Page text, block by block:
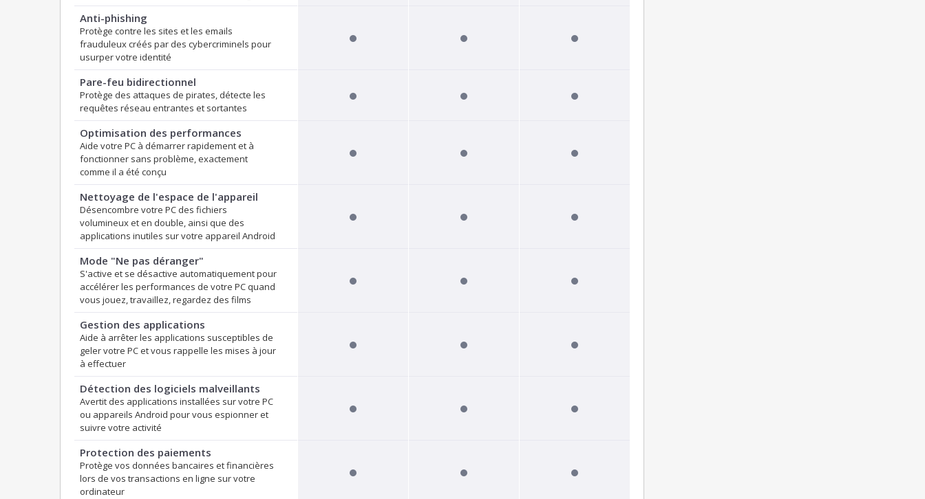
Anti-phishing
Protège contre les sites et les emails
frauduleux créés par des cybercriminels pour
usurper votre identité
Pare-feu bidirectionnel
Protège des attaques de pirates, détecte les
requêtes réseau entrantes et sortantes
Optimisation des performances
Aide votre PC à démarrer rapidement et à
fonctionner sans problème, exactement
comme il a été conçu
Nettoyage de l'espace de l'appareil
Désencombre votre PC des fichiers
volumineux et en double, ainsi que des
applications inutiles sur votre appareil Android
Mode "Ne pas déranger"
S'active et se désactive automatiquement pour
accélérer les performances de votre PC quand
vous jouez, travaillez, regardez des films
Gestion des applications
Aide à arrêter les applications susceptibles de
geler votre PC et vous rappelle les mises à jour
à effectuer
Détection des logiciels malveillants
Avertit des applications installées sur votre PC
ou appareils Android pour vous espionner et
suivre votre activité
Protection des paiements
Protège vos données bancaires et financières
lors de vos transactions en ligne sur votre
ordinateur